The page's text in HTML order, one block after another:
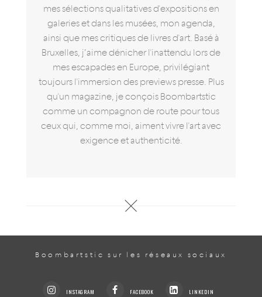
mes sélections qualitatives d'expositions en
galeries et dans les musées, mon agenda,
ainsi que mes critiques de livres d'art. Basé à
Bruxelles, j’aime dénicher l'inattendu lors de
mes escapades en Europe, privilégiant
toujours l'immersion des previews presse. Plus
qu'un magazine, je conçois Boombartstic
comme un compagnon de route pour tous
ceux qui, comme moi, aiment vivre l'art avec
exigence et authenticité.
Boombartstic sur les réseaux sociaux
INSTAGRAM FACEBOOK LINKEDIN